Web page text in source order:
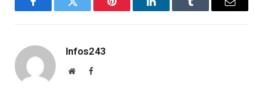
FacebookTwitter Pinterest LinkedInTumblr Email
Infos243
WebsiteFacebook